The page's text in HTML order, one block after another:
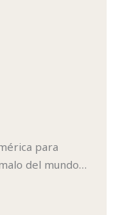
para
del mundo…